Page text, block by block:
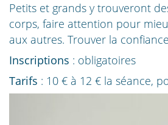
Petits et grands y trouveront
corps, faire attention pour
aux autres. Trouver la
Inscriptions : obligatoires
Tarifs : 10 € à 12 € la séance,